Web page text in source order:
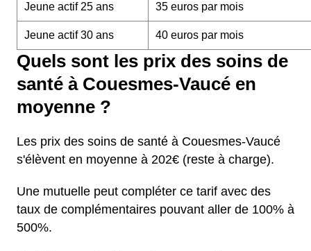
Jeune actif 25 ans 35 euros par mois
Jeune actif 30 ans 40 euros par mois
Quels sont les prix des soins de
santé à Couesmes-Vaucé en
moyenne ?
Les prix des soins de santé à Couesmes-Vaucé
s'élèvent en moyenne à 202€ (reste à charge).
Une mutuelle peut compléter ce tarif avec des
taux de complémentaires pouvant aller de 100% à
500%.